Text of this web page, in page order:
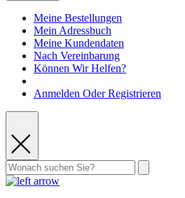
Meine Bestellungen
Mein Adressbuch
Meine Kundendaten
Nach Vereinbarung
Können Wir Helfen?
Anmelden Oder Registrieren